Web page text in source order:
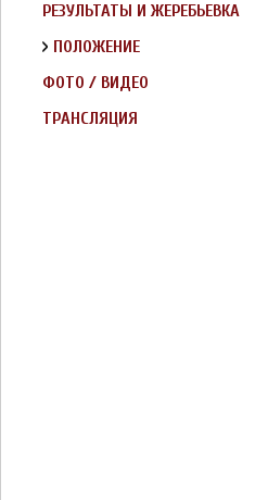
ФОНДА
РЕЗУЛЬТАТЫ И ЖЕРЕБЬЕВКА
ПОЛОЖЕНИЕ
ФОТО / ВИДЕО
ТРАНСЛЯЦИЯ